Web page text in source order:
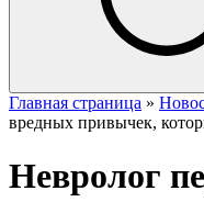
Главная страница »
вредных привычек,
Невролог